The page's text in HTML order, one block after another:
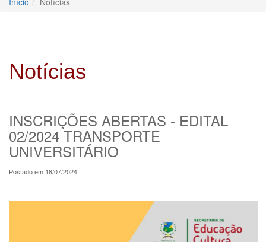
Notícias
INSCRIÇÕES ABERTAS - EDITAL
02/2024 TRANSPORTE
UNIVERSITÁRIO
Postado em 18/07/2024